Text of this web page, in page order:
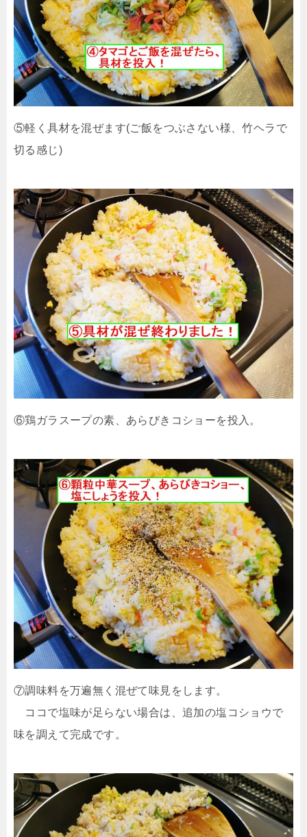
⑤軽く具材を混ぜます(ご飯をつぶさない様、竹ヘラで
切る感じ)
⑥鶏ガラスープの素、あらびきコショーを投入。
⑦調味料を万遍無く混ぜて味見をします。
ココで塩味が足らない場合は、追加の塩コショウで
味を調えて完成です。